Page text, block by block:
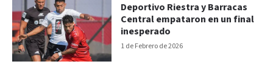
1 de Febrero de 2026
Deportivo Riestra y Barracas
Central empataron en un final
inesperado